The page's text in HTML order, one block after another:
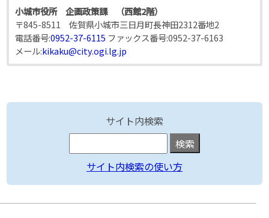
小城市役所 企画政策課 （西館2階）
〒845-8511 佐賀県小城市三日月町長神田2312番地2
電話番号:0952-37-6115 ファックス番号:0952-37-6163
メール:kikaku@city.ogi.lg.jp
サイト内検索
サイト内検索の使い方